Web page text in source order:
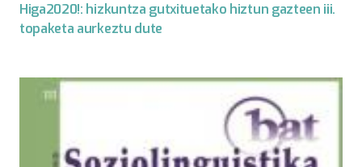
Higa2020!: hizkuntza gutxituetako hiztun gazteen iii.
topaketa aurkeztu dute